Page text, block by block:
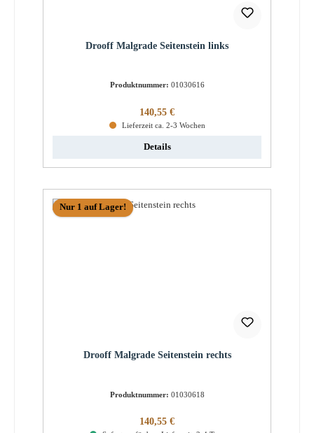
Drooff Malgrade Seitenstein links
Produktnummer: 01030616
Regulärer Preis:
140,55 €
Lieferzeit ca. 2-3 Wochen
Details
Nur 1 auf Lager!
Drooff Malgrade Seitenstein rechts
Produktnummer: 01030618
Regulärer Preis:
140,55 €